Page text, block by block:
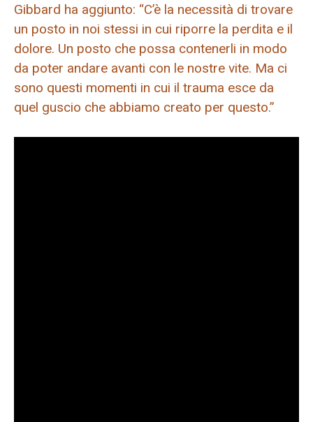
Gibbard ha aggiunto: “C’è la necessità di trovare
un posto in noi stessi in cui riporre la perdita e il
dolore. Un posto che possa contenerli in modo
da poter andare avanti con le nostre vite. Ma ci
sono questi momenti in cui il trauma esce da
quel guscio che abbiamo creato per questo.”